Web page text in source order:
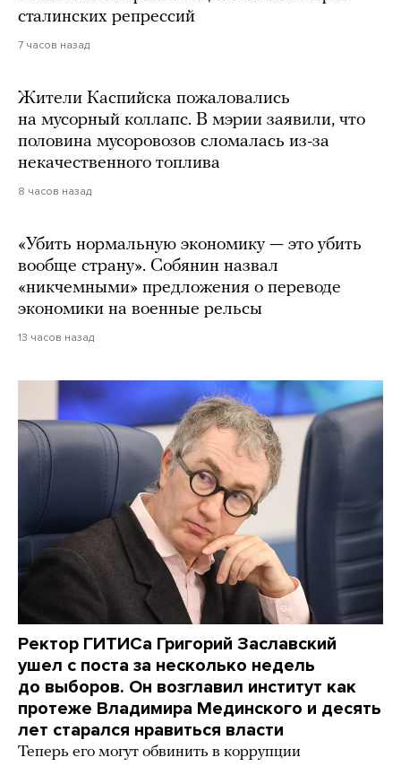
сталинских репрессий
7 часов назад
Жители Каспийска пожаловались
на мусорный коллапс. В мэрии заявили, что
половина мусоровозов сломалась из-за
некачественного топлива
8 часов назад
«Убить нормальную экономику — это убить
вообще страну». Собянин назвал
«никчемными» предложения о переводе
экономики на военные рельсы
13 часов назад
Ректор ГИТИСа Григорий Заславский
ушел с поста за несколько недель
до выборов. Он возглавил институт как
протеже Владимира Мединского и десять
лет старался нравиться власти
Теперь его могут обвинить в коррупции